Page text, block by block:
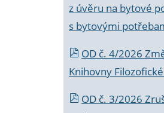
z úvěru na bytové
s bytovými
OD č. 4/2026
Knihovny
OD č. 3/2026